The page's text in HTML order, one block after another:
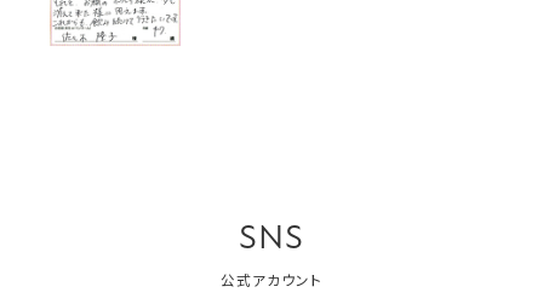
SNS
公式アカウント